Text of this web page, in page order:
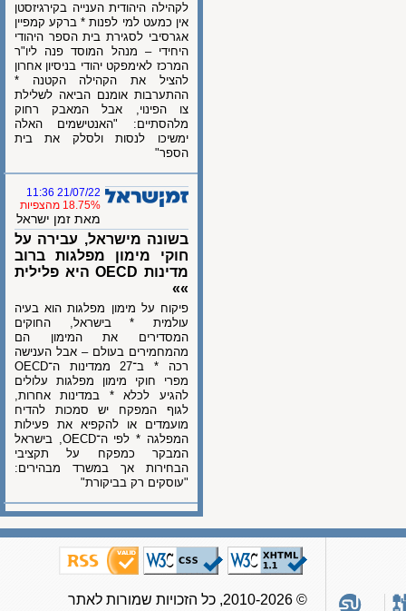
לקהילה היהודית הענייה בקירגיזסטן
אין כמעט למי לפנות * ברקע קמפיין
אגרסיבי לסגירת בית הספר היהודי
היחידי – מנהל המוסד פנה ליו"ר
המרכז לאימפקט יהודי בניסיון אחרון
להציל את הקהילה הקטנה *
ההתערבות אומנם הביאה לשלילת
צו הפינוי, אבל המאבק רחוק
מלהסתיים: "האנטישמים האלה
ימשיכו לנסות ולסלק את בית
הספר"
21/07/22 11:36
18.75% מהצפיות
מאת זמן ישראל
בשונה מישראל, עבירה על
חוקי מימון מפלגות ברוב
מדינות OECD היא פלילית
פיקוח על מימון מפלגות הוא בעיה
עולמית * בישראל, החוקים
המסדירים את המימון הם
מהמחמירים בעולם – אבל הענישה
רכה * ב־27 ממדינות ה־OECD
מפרי חוקי מימון מפלגות עלולים
להגיע לכלא * במדינות אחרות,
לגוף המפקח יש סמכות להדיח
מועמדים או להקפיא את פעילות
המפלגה * לפי ה־OECD, בישראל
המבקר כמפקח על תקציבי
הבחירות אך במשרד מבהירים:
"עוסקים רק בביקורת"